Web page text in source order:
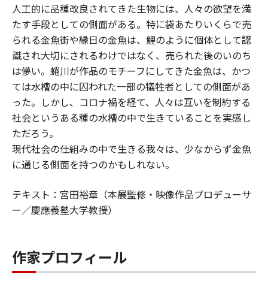
人工的に品種改良されてきた生物には、人々の欲望を満
たす手段としての側面がある。特に袋あたりいくらで売
られる金魚街や縁日の金魚は、鯉のように個体として認
識され大切にされるわけではなく、売られた後のいのち
は儚い。蜷川が作品のモチーフにしてきた金魚は、かつ
ては水槽の中に囚われた一部の犠牲者としての側面があ
った。しかし、コロナ禍を経て、人々は互いを制約する
社会というある種の水槽の中で生きていることを実感し
ただろう。
現代社会の仕組みの中で生きる我々は、少なからず金魚
に通じる側面を持つのかもしれない。
テキスト：宮田裕章（本展監修・映像作品プロデューサ
ー／慶應義塾大学教授）
作家プロフィール